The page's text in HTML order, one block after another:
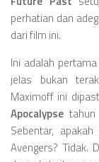
Television
perhatian dan
dari film ini.
Ini adalah
jelas bukan
Maximoff ini
Apocalypse
Sebentar,
Avengers? Tidak.